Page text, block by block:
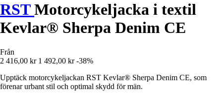
RSTMotorcykeljacka i textil
Kevlar® Sherpa Denim CE
Från
2 416,00 kr 1 492,00 kr -38%
Upptäck motorcykeljackan RST Kevlar® Sherpa Denim CE, som
förenar urbant stil och optimal skydd för män.